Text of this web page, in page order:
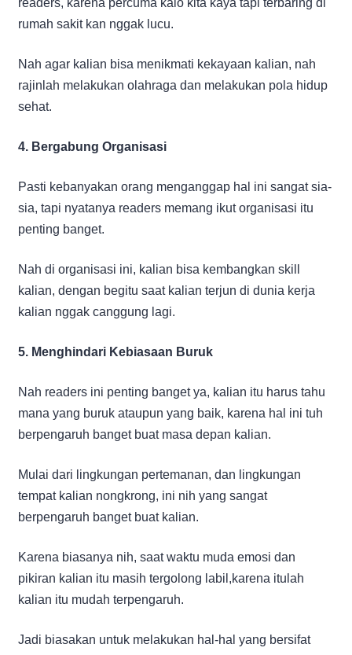
rumah sakit kan nggak lucu.
Nah agar kalian bisa menikmati kekayaan kalian, nah
rajinlah melakukan olahraga dan melakukan pola hidup
sehat.
4. Bergabung Organisasi
Pasti kebanyakan orang menganggap hal ini sangat sia-
sia, tapi nyatanya readers memang ikut organisasi itu
penting banget.
Nah di organisasi ini, kalian bisa kembangkan skill
kalian, dengan begitu saat kalian terjun di dunia kerja
kalian nggak canggung lagi.
5. Menghindari Kebiasaan Buruk
Nah readers ini penting banget ya, kalian itu harus tahu
mana yang buruk ataupun yang baik, karena hal ini tuh
berpengaruh banget buat masa depan kalian.
Mulai dari lingkungan pertemanan, dan lingkungan
tempat kalian nongkrong, ini nih yang sangat
berpengaruh banget buat kalian.
Karena biasanya nih, saat waktu muda emosi dan
pikiran kalian itu masih tergolong labil,karena itulah
kalian itu mudah terpengaruh.
Jadi biasakan untuk melakukan hal-hal yang bersifat